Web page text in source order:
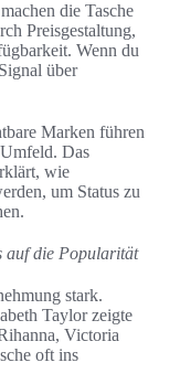
die Tasche
Preisgestaltung,
Wenn du
über
Marken führen
Das
wie
um Status zu
auf die Popularität
stark.
Taylor zeigte
Victoria
oft ins